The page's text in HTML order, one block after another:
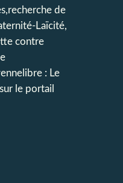
de
Laïcité,
contre
: Le
sur le portail